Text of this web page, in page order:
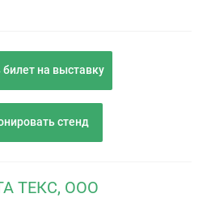
билет на выставку
стенд
ТЕКС, ООО